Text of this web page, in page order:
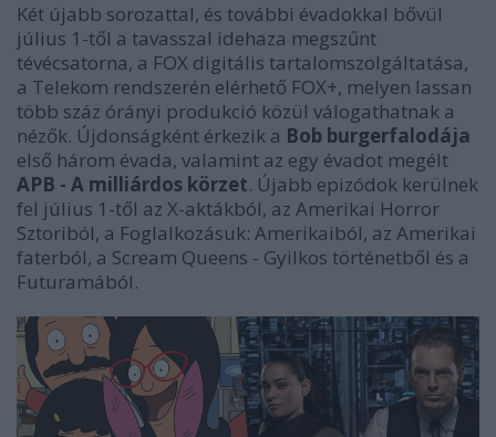
Két újabb sorozattal, és további évadokkal bővül
július 1-től a tavasszal idehaza megszűnt
tévécsatorna, a FOX digitális tartalomszolgáltatása,
a Telekom rendszerén elérhető FOX+, melyen lassan
több száz órányi produkció közül válogathatnak a
nézők. Újdonságként érkezik a Bob burgerfalodája
első három évada, valamint az egy évadot megélt
APB - A milliárdos körzet. Újabb epizódok kerülnek
fel július 1-től az X-aktákból, az Amerikai Horror
Sztoriból, a Foglalkozásuk: Amerikaiból, az Amerikai
faterból, a Scream Queens - Gyilkos történetből és a
Futuramából.